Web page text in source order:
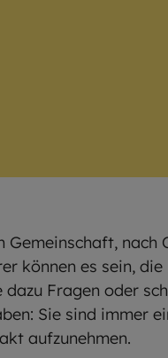
Gemeinschaft,
können es sein,
dazu Fragen oder
Sie sind immer
aufzunehmen.